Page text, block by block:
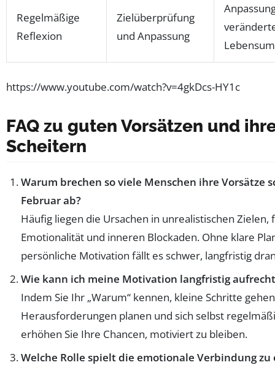
Regelmäßige
Reflexion
Zielüberprüfung
und Anpassung
https://www.youtube.com/watch?v=4gkDcs-HY1c
FAQ zu guten Vorsätzen und
Scheitern
Warum brechen so viele Menschen ihre Vorsätze
Februar ab?
Häufig liegen die Ursachen in unrealistischen Zielen,
Emotionalität und inneren Blockaden. Ohne klare
persönliche Motivation fällt es schwer, langfristig
Wie kann ich meine Motivation langfristig
Indem Sie Ihr „Warum“ kennen, kleine Schritte
Herausforderungen planen und sich selbst
erhöhen Sie Ihre Chancen, motiviert zu bleiben.
Welche Rolle spielt die emotionale Verbindung zu